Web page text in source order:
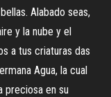
Alabado seas,
y la nube y el
a tus criaturas das
Agua, la cual
preciosa en su